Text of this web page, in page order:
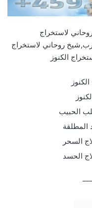
لاستخراج
روحاني لاستخراج
الكنوز
الحبيب
المطلقة
السحر
الحسد